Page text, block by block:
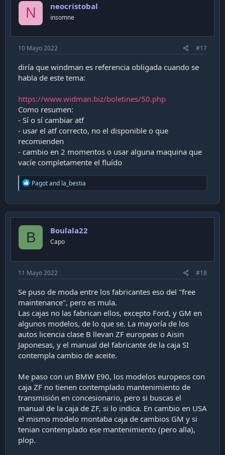
N neocristobal
insomne
10 Mayo 2022 #17
diría que windman es referencia obligada cuando se
habla de este tema:
https://www.widman.biz/boletines/50.php
Como resumen:
- Sí o sí cambiar atf
- usar el atf correcto, no el disponible o que
recomienden
- cambio en 2 momentos o usar alguna maquina que
vacíe completamente el fluído
R
e
c
t
o
n
Pagotand la_bestia
B Boulala22
Capo
11 Mayo 2022 #18
Se puso de moda entre los fabricantes eso del "free
maintenance", pero es mula.
Las cajas no las fabrican ellos, excepto Ford, y GM en
algunos modelos, de lo que se. La mayoría de los
autos licencia clase B llevan ZF europeas o Aisin
Japonesas, y el manual del fabricante de la caja SI
contempla cambio de aceite.
Me paso con un BMW E90, los modelos europeos con
caja ZF no tienen contemplado mantenimiento de
transmisión en concesionario, pero si buscas el
manual de la caja de ZF, si lo indica. En cambio en USA
el mismo modelo montaba caja de cambios GM y si
tenian contemplado ese mantenimiento (pero alla),
plop.